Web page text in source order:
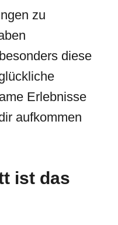
zu
diese
Erlebnisse
aufkommen
ist das